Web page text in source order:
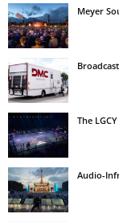
Meyer
The
Audio-